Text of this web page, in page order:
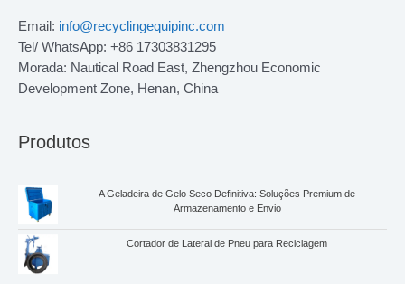
Email: info@recyclingequipinc.com
Tel/ WhatsApp: +86 17303831295
Morada: Nautical Road East, Zhengzhou Economic
Development Zone, Henan, China
Produtos
A Geladeira de Gelo Seco Definitiva: Soluções Premium de
Armazenamento e Envio
Cortador de Lateral de Pneu para Reciclagem